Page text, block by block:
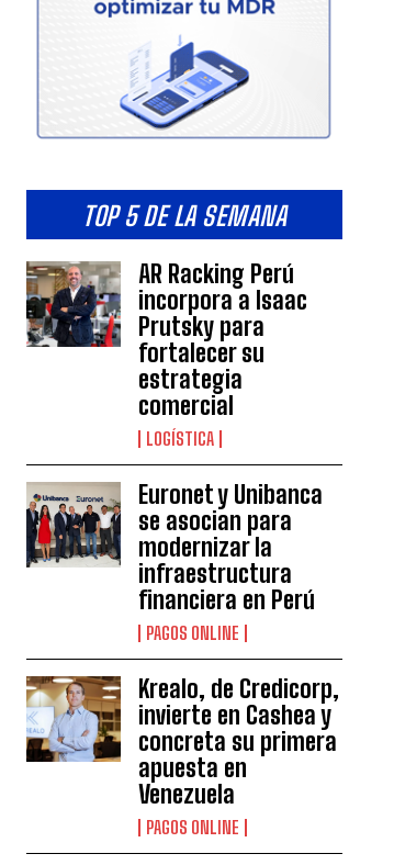
TOP 5 DE LA SEMANA
AR Racking Perú
incorpora a Isaac
Prutsky para
fortalecer su
estrategia
comercial
LOGÍSTICA
Euronet y Unibanca
se asocian para
modernizar la
infraestructura
financiera en Perú
PAGOS ONLINE
Krealo, de Credicorp,
invierte en Cashea y
concreta su primera
apuesta en
Venezuela
PAGOS ONLINE